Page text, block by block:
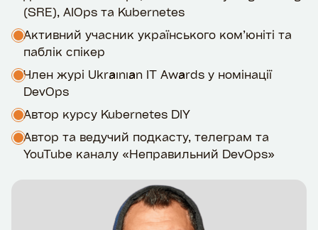
(SRE), AIOps та Kubernetes
Активний учасник українського ком’юніті та
паблік спікер
Член журі Ukrainian IT Awards у номінації
DevOps
Автор курсу Kubernetes DIY
Автор та ведучий подкасту, телеграм та
YouTube каналу «Неправильний DevOps»